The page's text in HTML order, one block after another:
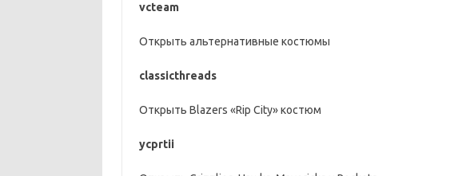
vcteam
Открыть альтернативные костюмы
classicthreads
Открыть Blazers «Rip City» костюм
ycprtii